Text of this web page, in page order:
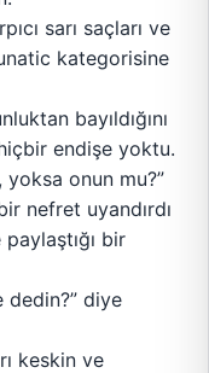
sarı saçları ve
kategorisine
bayıldığını
endişe yoktu.
yoksa onun mu?”
nefret uyandırdı
bir
dedin?” diye
keskin ve